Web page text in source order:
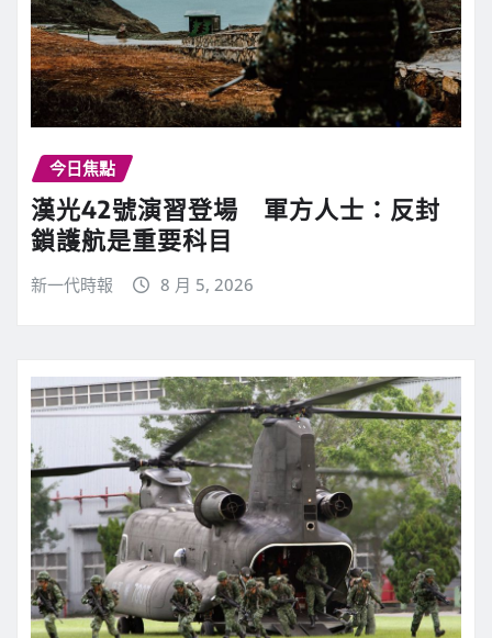
今日焦點
漢光42號演習登場 軍方人士：反封
鎖護航是重要科目
新一代時報 8 月 5, 2026